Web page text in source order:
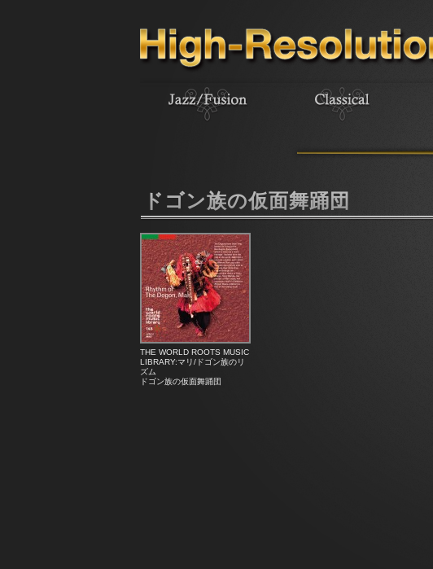
ドゴン族の仮面舞踊団
THE WORLD ROOTS MUSIC
LIBRARY:マリ/ドゴン族のリ
ズム
ドゴン族の仮面舞踊団